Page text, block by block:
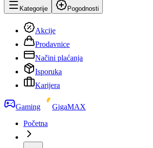
Kategorije Pogodnosti
Akcije
Prodavnice
Načini plaćanja
Isporuka
Karijera
Gaming
GigaMAX
Početna